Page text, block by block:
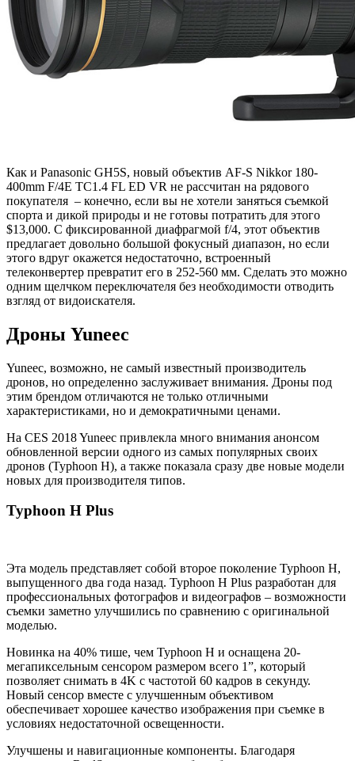
Как и Panasonic GH5S, новый объектив AF-S Nikkor 180-
400mm F/4E TC1.4 FL ED VR не рассчитан на рядового
покупателя – конечно, если вы не хотели заняться съемкой
спорта и дикой природы и не готовы потратить для этого
$13,000. С фиксированной диафрагмой f/4, этот объектив
предлагает довольно большой фокусный диапазон, но если
этого вдруг окажется недостаточно, встроенный
телеконвертер превратит его в 252-560 мм. Сделать это можно
одним щелчком переключателя без необходимости отводить
взгляд от видоискателя.
Дроны Yuneec
Yuneec, возможно, не самый известный производитель
дронов, но определенно заслуживает внимания. Дроны под
этим брендом отличаются не только отличными
характеристиками, но и демократичными ценами.
На CES 2018 Yuneec привлекла много внимания анонсом
обновленной версии одного из самых популярных своих
дронов (Typhoon H), а также показала сразу две новые модели
новых для производителя типов.
Typhoon H Plus
Эта модель представляет собой второе поколение Typhoon H,
выпущенного два года назад. Typhoon H Plus разработан для
профессиональных фотографов и видеографов – возможности
съемки заметно улучшились по сравнению с оригинальной
моделью.
Новинка на 40% тише, чем Typhoon H и оснащена 20-
мегапиксельным сенсором размером всего 1”, который
позволяет снимать в 4K с частотой 60 кадров в секунду.
Новый сенсор вместе с улучшенным объективом
обеспечивает хорошее качество изображения при съемке в
условиях недостаточной освещенности.
Улучшены и навигационные компоненты. Благодаря